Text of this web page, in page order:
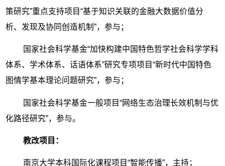
策研究”重点支持项目“基于知识关联的金融大数据价值分
析、发现及协同创造机制”，参与；
国家社会科学基金“加快构建中国特色哲学社会科学学科
体系、学术体系、话语体系”研究专项项目“新时代中国特色
图情学基本理论问题研究”，参与；
国家社会科学基金一般项目“网络生态治理长效机制与优
化路径研究”，参与。
教改项目：
南京大学本科国际化课程项目“智能传播”，主持；